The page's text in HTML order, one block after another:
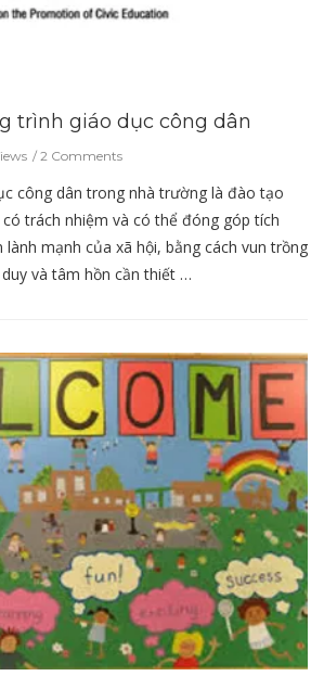
trình giáo dục công dân
2 Comments
công dân trong nhà trường là đào tạo
trách nhiệm và có thể đóng góp tích
mạnh của xã hội, bằng cách vun trồng
và tâm hồn cần thiết …